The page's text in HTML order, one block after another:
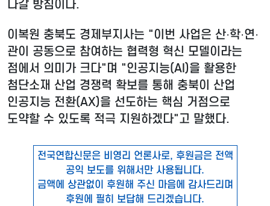
나갈 방침이다.
이복원 충북도 경제부지사는 "이번 사업은 산·학·연·
관이 공동으로 참여하는 협력형 혁신 모델이라는
점에서 의미가 크다"며 "인공지능(AI)을 활용한
첨단소재 산업 경쟁력 확보를 통해 충북이 산업
인공지능 전환(AX)을 선도하는 핵심 거점으로
도약할 수 있도록 적극 지원하겠다"고 말했다.
전국연합신문은 비영리 언론사로, 후원금은 전액
공익 보도를 위해서만 사용됩니다.
금액에 상관없이 후원해 주신 마음에 감사드리며
후원에 필히 보답해 드리겠습니다.